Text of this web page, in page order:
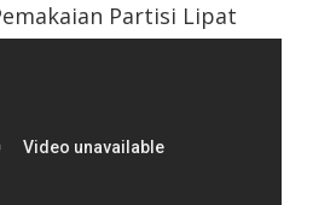
Partisi Lipat